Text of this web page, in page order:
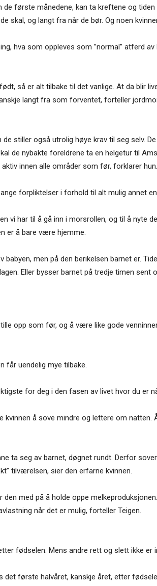
de første månedene, kan ta kreftene og
skal, og langt fra når de bør. Og noen
hva som oppleves som ”normal” atferd
så er alt tilbake til det vanlige. At da blir
langt fra som forventet, forteller
stiller også utrolig høye krav til seg selv.
de nybakte foreldrene ta en helgetur til
innen alle områder som før, forklarer hun.
forpliktelser i forhold til alt mulig annet
vi har til å gå inn i morsrollen, og til å nyte
er å bare være hjemme.
babyen, men på den berikelsen barnet er.
Eller bysser barnet på tredje timen sent
opp som før, og å være like gode
får uendelig mye tilbake.
for deg i den fasen av livet hvor du er
kvinnen å sove mindre og lettere om
ta seg av barnet, døgnet rundt. Derfor
tilværelsen, sier den erfarne kvinnen.
med på å holde oppe
når det er mulig, forteller Teigen.
fødselen. Mens andre rett og slett ikke er
det første halvåret, kanskje året, etter